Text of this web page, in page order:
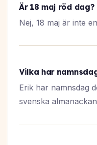
Är 18 maj röd dag?
Nej, 18 maj är inte
Vilka har
Erik har namnsdag
svenska